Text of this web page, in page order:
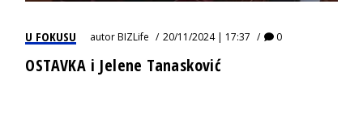
U FOKUSU autorBIZLife 20/11/2024 | 17:37 0
OSTAVKA i Jelene Tanasković